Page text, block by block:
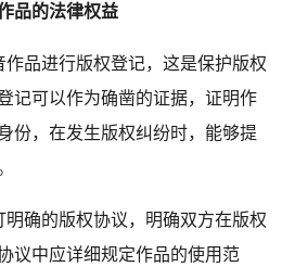
品的法律权益
作品进行版权登记，这是保护版权
记可以作为确凿的证据，证明作
份，在发生版权纠纷时，能够提
明确的版权协议，明确双方在版权
议中应详细规定作品的使用范